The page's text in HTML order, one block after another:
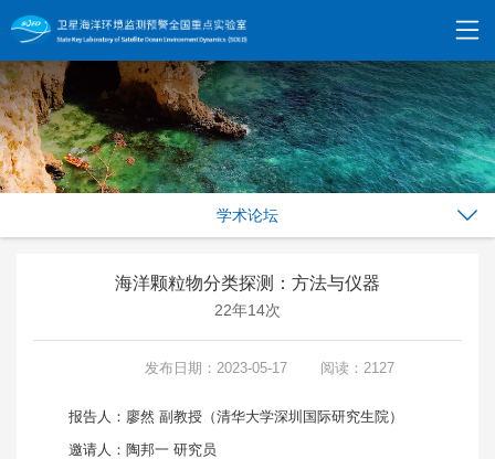
学术论坛
海洋颗粒物分类探测：方法与仪器
22年14次
发布日期：2023-05-17 阅读：2127
报告人：廖然 副教授（清华大学深圳国际研究生院）
邀请人：陶邦一 研究员